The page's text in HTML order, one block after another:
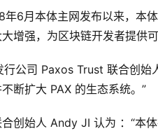
年6月本体主网发布以来，本
增强，为区块链开发者提供
行公司 Paxos Trust 联合创始
断扩大 PAX 的生态系统。”
创始人 Andy JI 认为 ：“本